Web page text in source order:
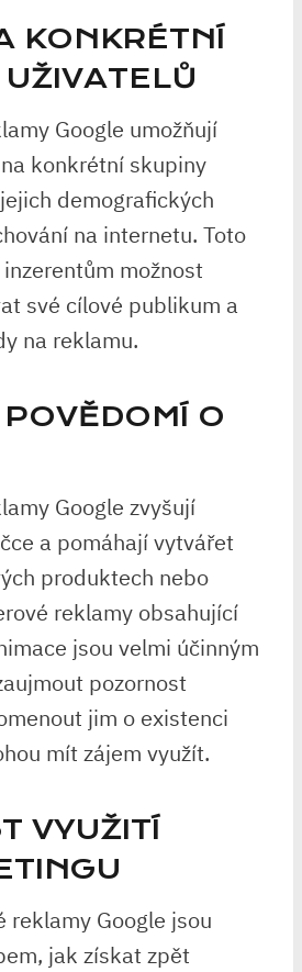
KONKRÉTNÍ
Google umožňují
konkrétní skupiny
demografických
na internetu. Toto
možnost
své cílové publikum a
na reklamu.
O
Google zvyšují
a pomáhají vytvářet
produktech nebo
reklamy obsahující
jsou velmi účinným
pozornost
jim o existenci
mít zájem využít.
VYUŽITÍ
reklamy Google jsou
jak získat zpět